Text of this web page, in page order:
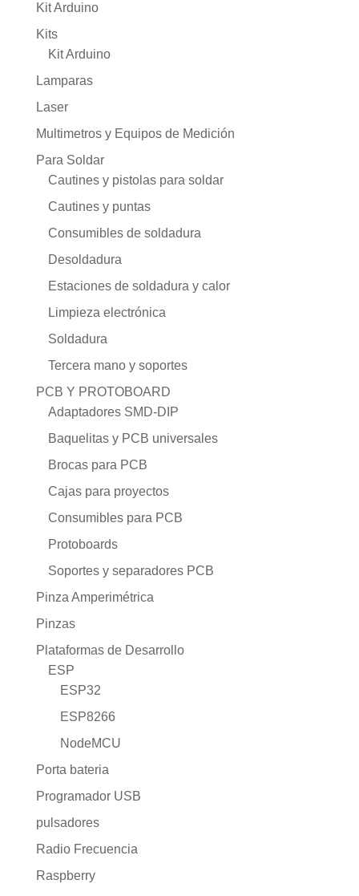
Kit Arduino
Kits
Kit Arduino
Lamparas
Laser
Multimetros y Equipos de Medición
Para Soldar
Cautines y pistolas para soldar
Cautines y puntas
Consumibles de soldadura
Desoldadura
Estaciones de soldadura y calor
Limpieza electrónica
Soldadura
Tercera mano y soportes
PCB Y PROTOBOARD
Adaptadores SMD-DIP
Baquelitas y PCB universales
Brocas para PCB
Cajas para proyectos
Consumibles para PCB
Protoboards
Soportes y separadores PCB
Pinza Amperimétrica
Pinzas
Plataformas de Desarrollo
ESP
ESP32
ESP8266
NodeMCU
Porta bateria
Programador USB
pulsadores
Radio Frecuencia
Raspberry